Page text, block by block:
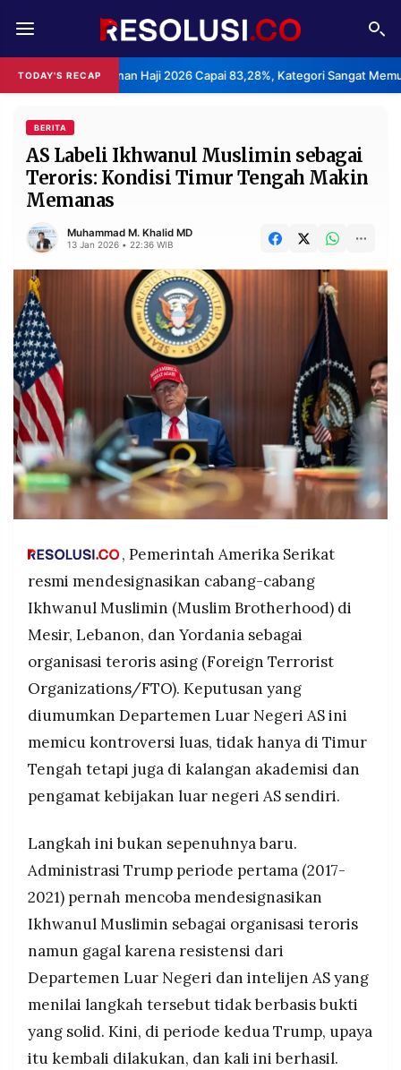
TODAY'S RECAP
Haji 2026 Capai 83,28%, Kategori Sangat Memuaskan. •
REDAKSI TENTANG
RESOLUSI IKLAN
RUBRIKASI
EDITORIAL
FINANSIA PERSONA
DAERAH NASIONAL
MANCA SPORT
INFORMASI
PRIVACY
POLICY
BERITA
WARGA
INFORMASI
IKLAN
KIRIM
TULISAN
PENGADUAN TERM
OF
SERVICE
KAMI
©
RESOLUSI
©
Resolusi.co
-
2026
RESOLUSI
PRAMUDITA
BERITA
AS Labeli Ikhwanul Muslimin sebagai
Teroris: Kondisi Timur Tengah Makin
Memanas
Muhammad M. Khalid MD
13 Jan 2026 • 22:36 WIB
, Pemerintah Amerika Serikat
resmi mendesignasikan cabang-cabang
Ikhwanul Muslimin (Muslim Brotherhood) di
Mesir, Lebanon, dan Yordania sebagai
organisasi teroris asing (Foreign Terrorist
Organizations/FTO). Keputusan yang
diumumkan Departemen Luar Negeri AS ini
memicu kontroversi luas, tidak hanya di Timur
Tengah tetapi juga di kalangan akademisi dan
pengamat kebijakan luar negeri AS sendiri.
Langkah ini bukan sepenuhnya baru.
Administrasi Trump periode pertama (2017-
2021) pernah mencoba mendesignasikan
Ikhwanul Muslimin sebagai organisasi teroris
namun gagal karena resistensi dari
Departemen Luar Negeri dan intelijen AS yang
menilai langkah tersebut tidak berbasis bukti
yang solid. Kini, di periode kedua Trump, upaya
itu kembali dilakukan, dan kali ini berhasil.